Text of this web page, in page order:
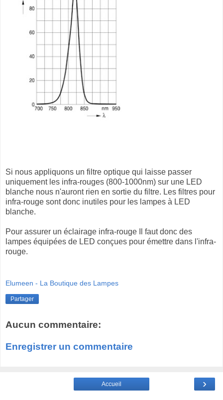
Si nous appliquons un filtre optique qui laisse passer
uniquement les infra-rouges (800-1000nm) sur une LED
blanche nous n'auront rien en sortie du filtre. Les filtres pour
infra-rouge sont donc inutiles pour les lampes à LED
blanche.
Pour assurer un éclairage infra-rouge Il faut donc des
lampes équipées de LED conçues pour émettre dans l'infra-
rouge.
Elumeen - La Boutique des Lampes
Partager
Aucun commentaire:
Enregistrer un commentaire
›
Accueil